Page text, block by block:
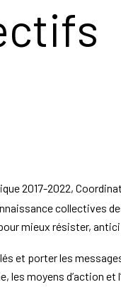
2017-2022,
collectives
mieux résister,
et porter les
les moyens d’action